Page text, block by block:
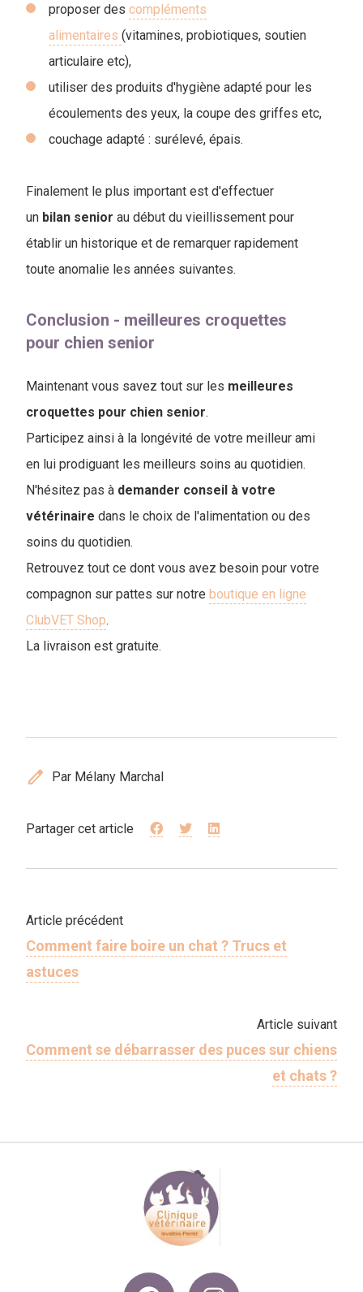
proposer des compléments
alimentaires (vitamines, probiotiques, soutien
articulaire etc),
utiliser des produits d'hygiène adapté pour les
écoulements des yeux, la coupe des griffes etc,
couchage adapté : surélevé, épais.
Finalement le plus important est d'effectuer
un bilan senior au début du vieillissement pour
établir un historique et de remarquer rapidement
toute anomalie les années suivantes.
Conclusion - meilleures croquettes
pour chien senior
Maintenant vous savez tout sur les meilleures
croquettes pour chien senior.
Participez ainsi à la longévité de votre meilleur ami
en lui prodiguant les meilleurs soins au quotidien.
N'hésitez pas à demander conseil à votre
vétérinaire dans le choix de l'alimentation ou des
soins du quotidien.
Retrouvez tout ce dont vous avez besoin pour votre
compagnon sur pattes sur notre boutique en ligne
ClubVET Shop.
La livraison est gratuite.
edit Par Mélany Marchal
Partager cet article
Article précédent
Comment faire boire un chat ? Trucs et
astuces
Article suivant
Comment se débarrasser des puces sur chiens
et chats ?